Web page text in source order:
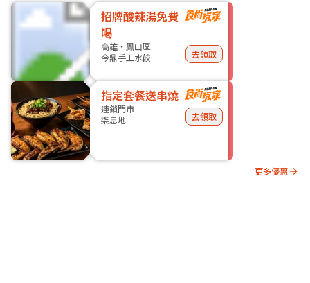
招牌酸辣湯免費
喝
高雄・鳳山區
今鼎手工水餃
去領取
指定套餐送串燒
連鎖門市
柒息地
去領取
更多優惠